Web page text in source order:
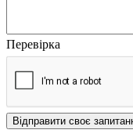
Перевірка
Відправити своє